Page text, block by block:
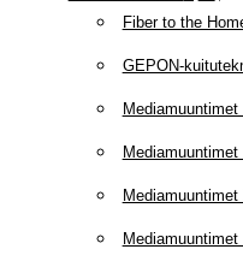
Fiber to the
GEPON-
Mediamuuntimet
Mediamuuntimet